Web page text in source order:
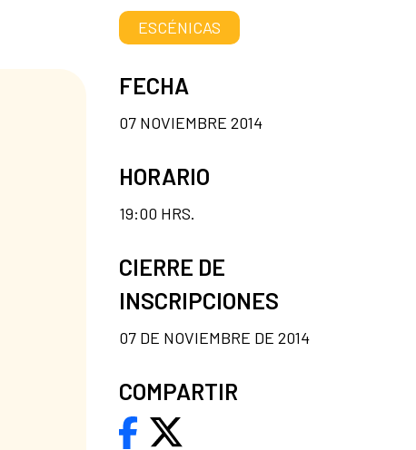
ESCÉNICAS
FECHA
07 NOVIEMBRE 2014
HORARIO
19:00 HRS.
CIERRE DE
INSCRIPCIONES
07 DE NOVIEMBRE DE 2014
COMPARTIR